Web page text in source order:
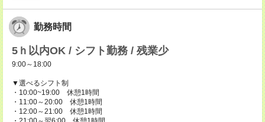
勤務時間
5ｈ以内OK / シフト勤務 / 残業少
9:00～18:00
▼選べるシフト制
・10:00~19:00 休憩1時間
・11:00～20:00 休憩1時間
・12:00～21:00 休憩1時間